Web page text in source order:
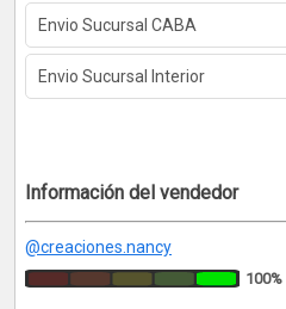
Envio Sucursal CABA
Envio Sucursal Interior
Información del vendedor
@creaciones.nancy
100%